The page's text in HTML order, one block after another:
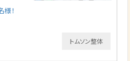
！
トムソン整体